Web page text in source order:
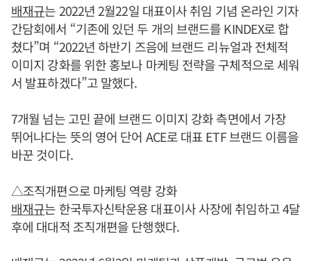
배재규는 2022년 2월22일 대표이사 취임 기념 온라인 기자
간담회에서 “기존에 있던 두 개의 브랜드를 KINDEX로 합
쳤다”며 “2022년 하반기 즈음에 브랜드 리뉴얼과 전체적
이미지 강화를 위한 홍보나 마케팅 전략을 구체적으로 세워
서 발표하겠다”고 말했다.
7개월 넘는 고민 끝에 브랜드 이미지 강화 측면에서 가장
뛰어나다는 뜻의 영어 단어 ACE로 대표 ETF 브랜드 이름을
바꾼 것이다.
△조직개편으로 마케팅 역량 강화
배재규는 한국투자신탁운용 대표이사 사장에 취임하고 4달
후에 대대적 조직개편을 단행했다.